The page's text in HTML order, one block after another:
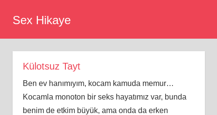
Sex Hikaye
Külotsuz Tayt
Ben ev hanımıyım, kocam kamuda memur…
Kocamla monoton bir seks hayatımız var, bunda
benim de etkim büyük, ama onda da erken